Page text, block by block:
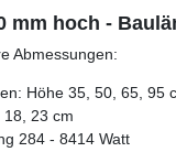
mm hoch -
Abmessungen:
Höhe 35, 50, 65, 95
18, 23 cm
284 - 8414 Watt